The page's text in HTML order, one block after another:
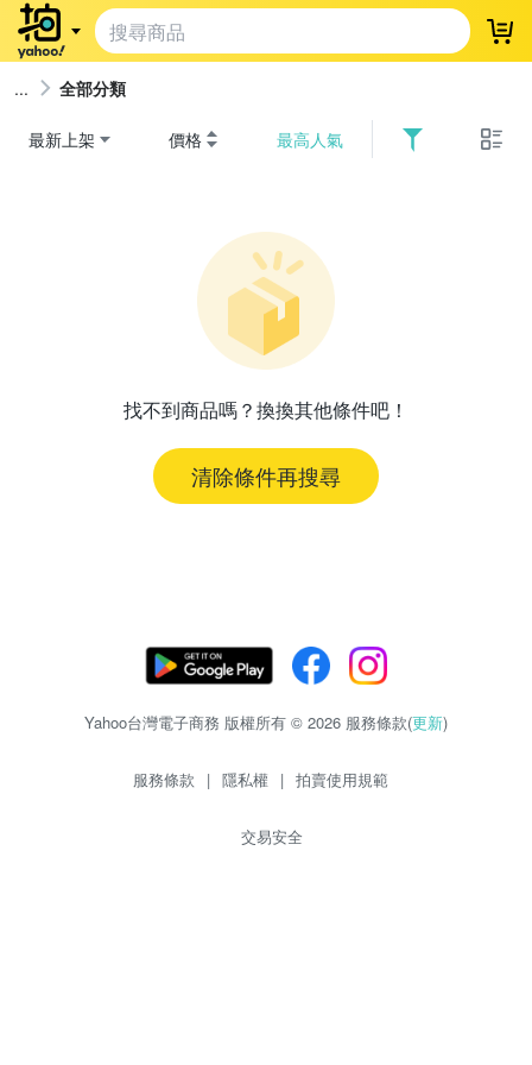
登
全部分類
最新上架 價格 最高人氣
找不到商品嗎？換換其他條件吧！
清除條件再搜尋
Yahoo台灣電子商務 版權所有 © 2026 服務條款(更新)
服務條款 | 隱私權 | 拍賣使用規範
交易安全